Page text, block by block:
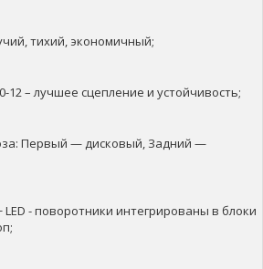
тихий, экономичный;
– лучшее сцепление и устойчивость;
Первый — дисковый, Задний —
- поворотники интегрированы в блоки